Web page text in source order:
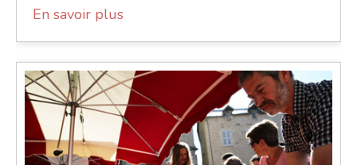
En savoir plus